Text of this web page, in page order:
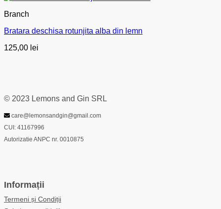
Branch
Bratara deschisa rotunjita alba din lemn
125,00 lei
© 2023 Lemons and Gin SRL
care@lemonsandgin@gmail.com
CUI: 41167996
Autorizatie ANPC nr. 0010875
Informații
Termeni și Condiții